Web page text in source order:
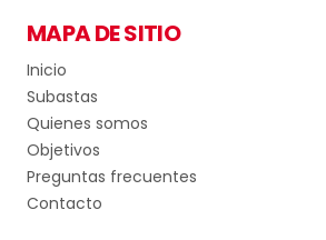
MAPA DE SITIO
Inicio
Subastas
Quienes somos
Objetivos
Preguntas frecuentes
Contacto